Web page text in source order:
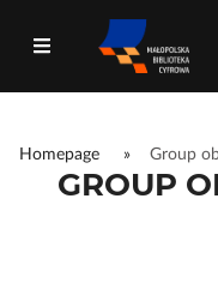
All fields
Homepage » Group
GROUP